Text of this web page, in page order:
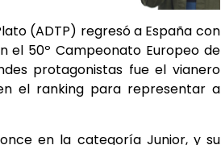
(ADTP) regresó a España con
el 50º Campeonato Europeo de
protagonistas fue el vianero
el ranking para representar a
en la categoría Junior, y su